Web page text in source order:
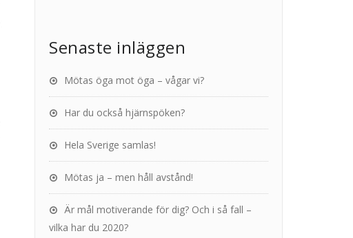
Senaste inläggen
Mötas öga mot öga – vågar vi?
Har du också hjärnspöken?
Hela Sverige samlas!
Mötas ja – men håll avstånd!
Är mål motiverande för dig? Och i så fall –
vilka har du 2020?